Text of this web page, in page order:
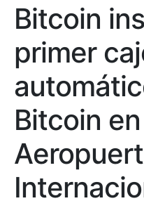
Bitcoin
primer
Bitcoin